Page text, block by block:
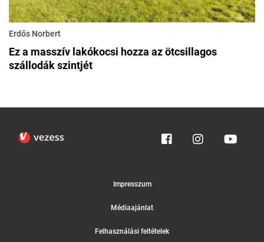
Erdős Norbert
Ez a masszív lakókocsi hozza az ötcsillagos
szállodák szintjét
Impresszum
Médiaajánlat
Felhasználási feltételek